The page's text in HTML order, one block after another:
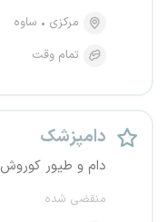
مرکزی
ساوه
تمام وقت
دامپزشک
دام و طیور کوروش
منقضی شده